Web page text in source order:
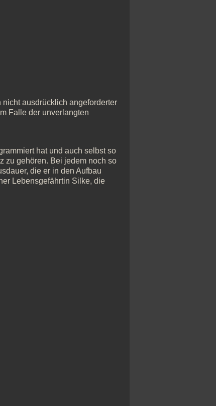
ausdrücklich angeforderter
Falle der unverlangten
hat und auch selbst so
zu gehören. Bei jedem noch so
die er in den Aufbau
Lebensgefährtin Silke, die